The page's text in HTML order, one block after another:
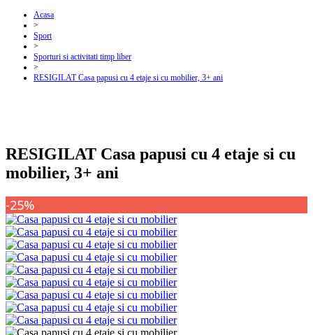
Acasa
>
Sport
>
Sporturi si activitati timp liber
>
RESIGILAT Casa papusi cu 4 etaje si cu mobilier, 3+ ani
RESIGILAT Casa papusi cu 4 etaje si cu
mobilier, 3+ ani
-25%